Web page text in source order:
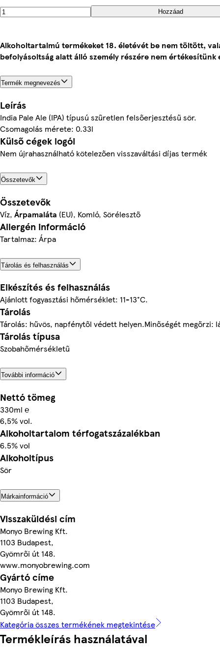
Hozzáad
Alkoholtartalmú termékeket 18. életévét be nem töltött,
befolyásoltság alatt álló személy részére nem értékesítünk
Termék megnevezés
Leírás
India Pale Ale (IPA) típusú szűretlen felsőerjesztésű sör.
Csomagolás mérete: 0.33l
Külső cégek logói
Nem újrahasználható kötelezően visszaváltási díjas termék
Összetevők
Összetevők
Víz, Árpamaláta (EU), Komló, Sörélesztő
Allergén információ
Tartalmaz: Árpa
Tárolás és felhasználás
Elkészítés és felhasználás
Ajánlott fogyasztási hőmérséklet: 11-13°C.
Tárolás
Tárolás: hűvös, napfénytől védett helyen.Minőségét megőrzi:
Tárolás típusa
Szobahőmérsékletű
További információ
Nettó tömeg
330ml ℮
6,5% vol.
Alkoholtartalom térfogatszázalékban
6.5% vol
Alkoholtípus
Sör
Márkainformáció
Visszaküldési cím
Monyo Brewing Kft.
1103 Budapest,
Gyömrői út 148.
www.monyobrewing.com
Gyártó címe
Monyo Brewing Kft.
1103 Budapest,
Gyömrői út 148.
Kategória összes termékének megtekintése
Termékleírás használatával